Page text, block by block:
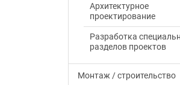
Архитектурное
проектирование
Разработка
разделов проектов
Монтаж / строительство